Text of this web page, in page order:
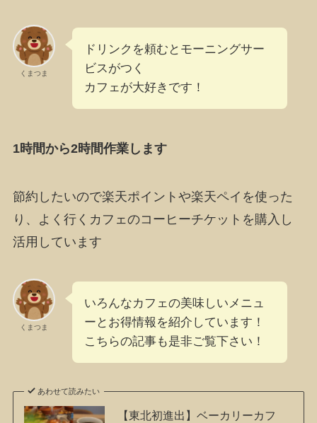
くまつま
ドリンクを頼むとモーニングサー
ビスがつく
カフェが大好きです！
1時間から2時間作業します
節約したいので楽天ポイントや楽天ペイを使った
り、よく行くカフェのコーヒーチケットを購入し
活用しています
くまつま
いろんなカフェの美味しいメニュ
ーとお得情報を紹介しています！
こちらの記事も是非ご覧下さい！
あわせて読みたい
【東北初進出】ベーカリーカフ